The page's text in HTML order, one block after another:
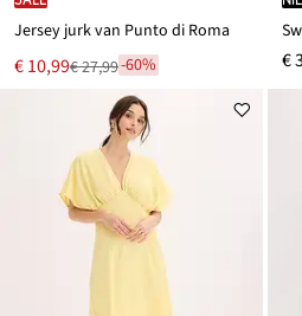
Jersey jurk van Punto di Roma
Nu
voor
€ 10,99
Van € 27,99-60% €